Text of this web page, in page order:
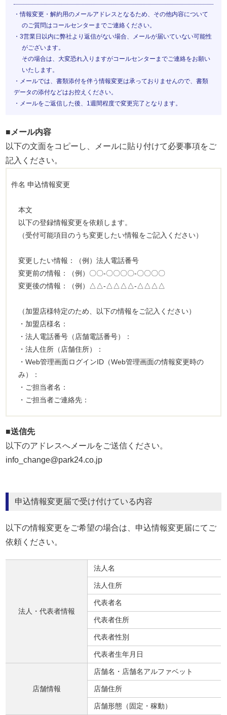
・情報変更・解約用のメールアドレスとなるため、その他内容について
のご質問はコールセンターまでご連絡ください。
・3営業日以内に弊社より返信がない場合、メールが届いていない可能性
がございます。
その場合は、大変恐れ入りますがコールセンターまでご連絡をお願い
いたします。
・メールでは、書類添付を伴う情報変更は承っておりませんので、書類
データの添付などはお控えください。
・メールをご返信した後、1週間程度で変更完了となります。
■メール内容
以下の文面をコピーし、メールに貼り付けて必要事項をご
記入ください。
件名 申込情報変更
本文
以下の登録情報変更を依頼します。
（受付可能項目のうち変更したい情報をご記入ください）
変更したい情報：（例）法人電話番号
変更前の情報：（例）〇〇-〇〇〇〇-〇〇〇〇
変更後の情報：（例）△△-△△△△-△△△△
（加盟店様特定のため、以下の情報をご記入ください）
・加盟店様名：
・法人電話番号（店舗電話番号）：
・法人住所（店舗住所）：
・Web管理画面ログインID（Web管理画面の情報変更時の
み）：
・ご担当者名：
・ご担当者ご連絡先：
■送信先
以下のアドレスへメールをご送信ください。
info_change@park24.co.jp
申込情報変更届で受け付けている内容
以下の情報変更をご希望の場合は、申込情報変更届にてご
依頼ください。
法人・代表者情報​
法人名​
法人住所
代表者名
代表者住所
代表者性別
代表者生年月日
店舗情報​
店舗名・店舗名アルファベット​
店舗住所
店舗形態（固定・稼動）